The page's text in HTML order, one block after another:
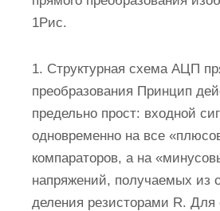
1Рис.
1. Структурная схема АЦП
преобразования Принцип
предельно прост: входной
одновременно на все
компараторов, а на
напряжений, получаемых из
деления резисторами R.